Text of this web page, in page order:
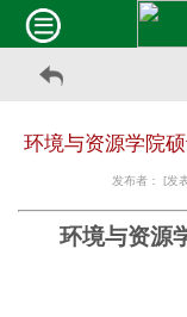
环境与资源学院
发布者： [发
环境与资源